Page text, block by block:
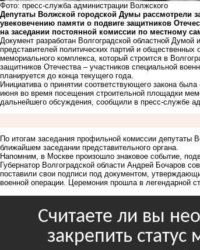
Фото: пресс-служба администрации Волжского
Депутаты Волжской городской Думы рассмотрели
увековечению памяти о подвиге защитников
на заседании постоянной комиссии по местному
Документ разработан Волгоградской областной
представителей политических партий и общественных
мемориального комплекса, который строится в
защитников Отечества – участников специальной
планируется до конца текущего года.
Инициатива о принятии соответствующего закона
июня во время посещения строительной площадки
дальнейшего обсуждения, сообщили в пресс-службе
По итогам заседания профильной комиссии депутаты
ближайшем заседании представительного органа.
Напомним, в Москве произошло знаковое событие ,
Губернатор Волгоградской области Андрей Бочаров
поставили свои подписи под документом,
военной операции. Церемония прошла в легендарной